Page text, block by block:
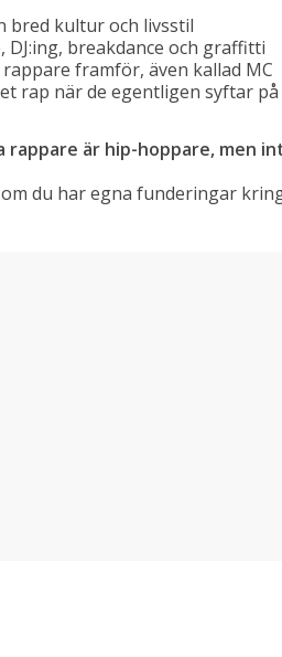
bred kultur och livsstil
breakdance och graffitti
rappare framför, även kallad MC
rap när de egentligen syftar
rappare är hip-hoppare, men
du har egna funderingar